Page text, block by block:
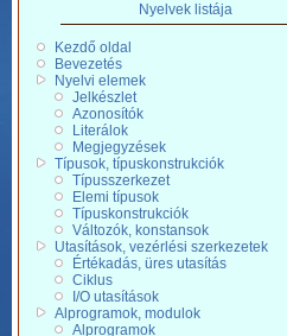
Nyelvek listája
Kezdő oldal
Bevezetés
Nyelvi elemek
Jelkészlet
Azonosítók
Literálok
Megjegyzések
Típusok, típuskonstrukciók
Típusszerkezet
Elemi típusok
Típuskonstrukciók
Változók, konstansok
Utasítások, vezérlési szerkezetek
Értékadás, üres utasítás
Ciklus
I/O utasítások
Alprogramok, modulok
Alprogramok